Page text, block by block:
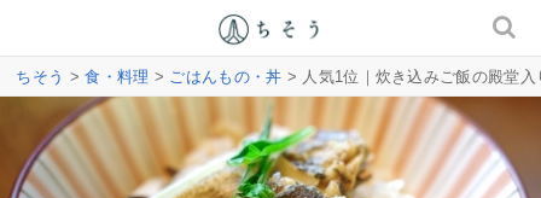
ちそう >食・料理 > ごはんもの・丼 > 人気1位｜炊き込みご飯の殿堂